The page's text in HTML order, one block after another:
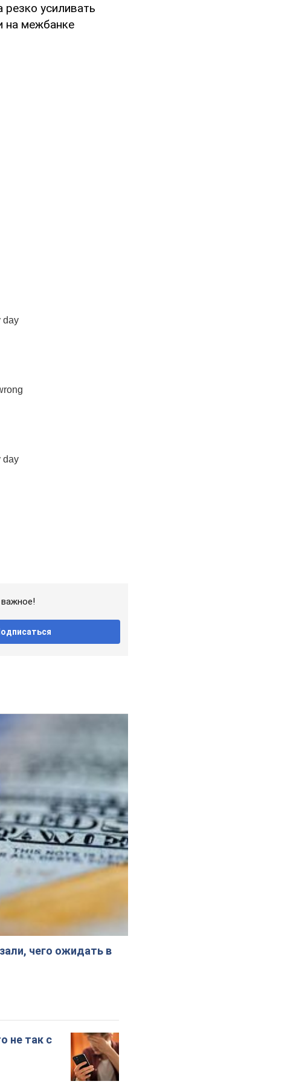
усиливать
на межбанке
чего ожидать в
не так с